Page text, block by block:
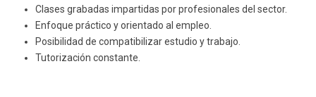
Clases grabadas impartidas por profesionales del sector.
Enfoque práctico y orientado al empleo.
Posibilidad de compatibilizar estudio y trabajo.
Tutorización constante.